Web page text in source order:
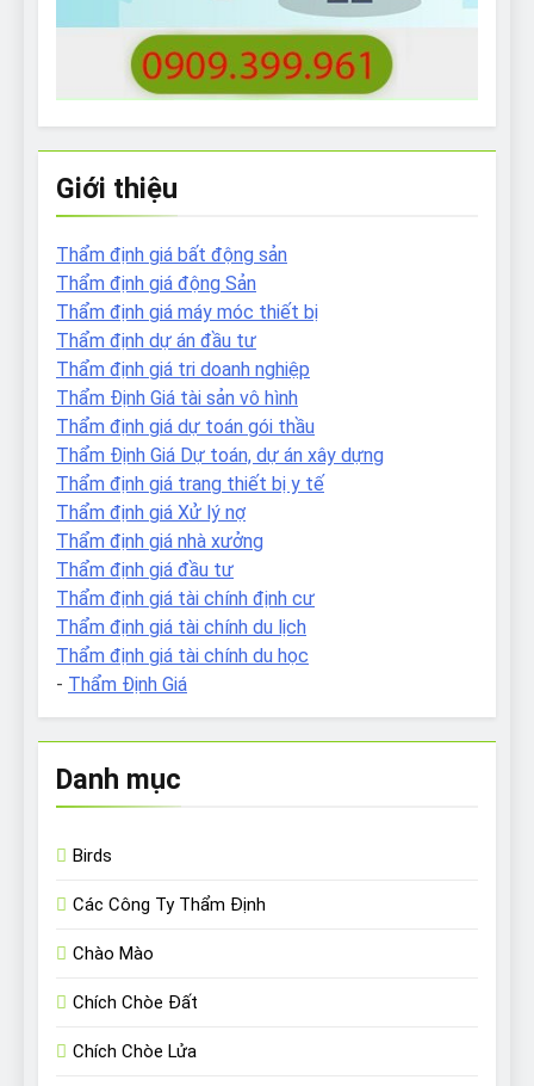
Giới thiệu
Thẩm định giá bất động sản
Thẩm định giá động Sản
Thẩm định giá máy móc thiết bị
Thẩm định dự án đầu tư
Thẩm định giá tri doanh nghiệp
Thẩm Định Giá tài sản vô hình
Thẩm định giá dự toán gói thầu
Thẩm Định Giá Dự toán, dự án xây dựng
Thẩm định giá trang thiết bị y tế
Thẩm định giá Xử lý nợ
Thẩm định giá nhà xưởng
Thẩm định giá đầu tư
Thẩm định giá tài chính định cư
Thẩm định giá tài chính du lịch
Thẩm định giá tài chính du học
- Thẩm Định Giá
Danh mục
Birds
Các Công Ty Thẩm Định
Chào Mào
Chích Chòe Đất
Chích Chòe Lửa